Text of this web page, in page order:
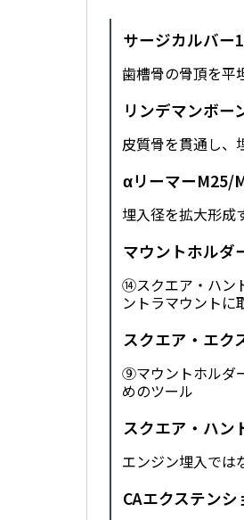
サージカルバー
歯槽骨の骨頂を平
リンデマンボー
皮質骨を貫通し、
αリーマーM25/
埋入径を拡大形成
マウントホルダ
⑭スクエア・ハン
ントラマウントに
スクエア・エク
⑨マウントホルダ
めのツール
スクエア・ハン
エンジン埋入では
CAエクステンシ